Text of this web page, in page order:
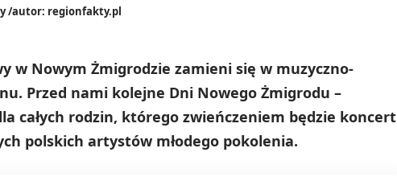
/autor: regionfakty.pl
w Nowym Żmigrodzie zamieni się w muzyczno-
Przed nami kolejne Dni Nowego Żmigrodu –
całych rodzin, którego zwieńczeniem będzie koncert
polskich artystów młodego pokolenia.